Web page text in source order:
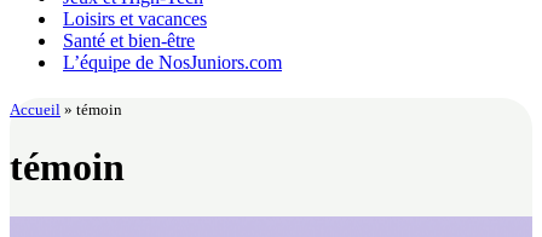
Loisirs et vacances
Santé et bien-être
L’équipe de NosJuniors.com
Accueil » témoin
témoin